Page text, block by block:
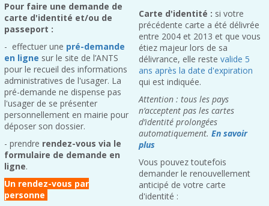
Pour faire une demande de
carte d'identité et/ou de
passeport :
- effectuer une pré-demande
en ligne sur le site de l’ANTS
pour le recueil des informations
administratives de l'usager. La
pré-demande ne dispense pas
l'usager de se présenter
personnellement en mairie pour
déposer son dossier.
- prendre rendez-vous via le
formulaire de demande en
ligne.
Un rendez-vous par
personne
Carte d'identité : si votre
précédente carte a été délivrée
entre 2004 et 2013 et que vous
étiez majeur lors de sa
délivrance, elle reste valide 5
ans après la date d'expiration
qui est indiquée.
Attention : tous les pays
n’acceptent pas les cartes
d’identité prolongées
automatiquement. En savoir
plus
Vous pouvez toutefois
demander le renouvellement
anticipé de votre carte
d'identité :